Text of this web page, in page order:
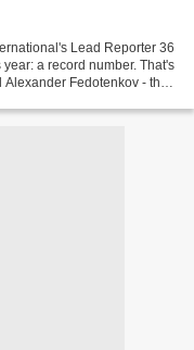
Lead Reporter 36
a record number. That's
Fedotenkov - the